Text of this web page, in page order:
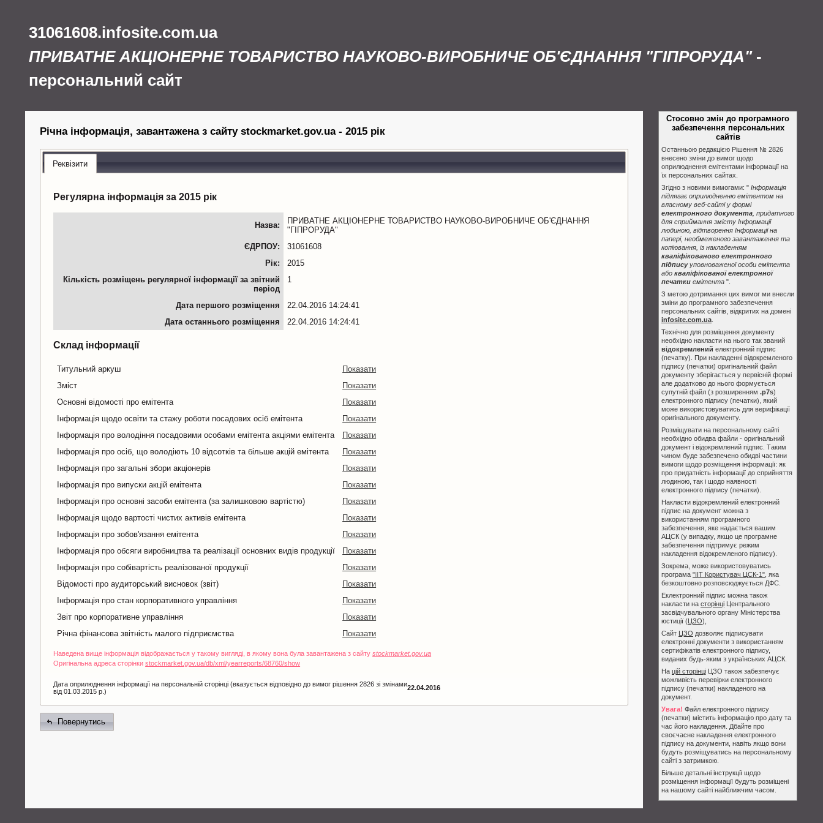
31061608.infosite.com.ua
ПРИВАТНЕ АКЦІОНЕРНЕ ТОВАРИСТВО НАУКОВО-ВИРОБНИЧЕ ОБ'ЄДНАННЯ "ГІПРОРУДА"-
персональний сайт
Річна інформація, завантажена з сайту stockmarket.gov.ua - 2015 рік
Реквізити
Регулярна інформація за 2015 рік
Назва:
ПРИВАТНЕ АКЦІОНЕРНЕ ТОВАРИСТВО НАУКОВО-ВИРОБНИЧЕ ОБ'ЄДНАННЯ
"ГІПРОРУДА"
ЄДРПОУ:
31061608
Рік:
2015
Кількість розміщень регулярної інформації за звітний
період
1
Дата першого розміщення
22.04.2016 14:24:41
Дата останнього розміщення
22.04.2016 14:24:41
Склад інформації
Титульний аркуш
Показати
Зміст
Показати
Основні відомості про емітента
Показати
Інформація щодо освіти та стажу роботи посадових осіб емітента
Показати
Інформація про володіння посадовими особами емітента акціями емітента
Показати
Інформація про осіб, що володіють 10 відсотків та більше акцій емітента
Показати
Інформація про загальні збори акціонерів
Показати
Інформація про випуски акцій емітента
Показати
Інформація про основні засоби емітента (за залишковою вартістю)
Показати
Інформація щодо вартості чистих активів емітента
Показати
Інформація про зобов'язання емітента
Показати
Інформація про обсяги виробництва та реалізації основних видів продукції
Показати
Інформація про собівартість реалізованої продукції
Показати
Відомості про аудиторський висновок (звіт)
Показати
Інформація про стан корпоративного управління
Показати
Звіт про корпоративне управління
Показати
Річна фінансова звітність малого підприємства
Показати
Наведена вище інформація відображається у такому вигляді, в якому вона була завантажена з сайтуstockmarket.gov.ua
Оригінальна адреса сторінкиstockmarket.gov.ua/db/xml/yearreports/68760/show
Дата оприлюднення інформації на персональній сторінці (вказується відповідно до вимог рішення 2826 зі змінами
від 01.03.2015 р.)
22.04.2016
Повернутись
Стосовно змін до програмного
забезпечення персональних
сайтів
Останньою редакцією Рішення № 2826
внесено зміни до вимог щодо
оприлюднення емітентами інформації на
їх персональних сайтах.
Згідно з новими вимогами: " Інформація
підлягає оприлюдненню емітентом на
власному веб-сайті у формі
електронного документа , придатного
для сприймання змісту Інформації
людиною, відтворення Інформації на
папері, необмеженого завантаження та
копіювання, із накладенням
кваліфікованого електронного
підписууповноваженої особи емітента
або кваліфікованої електронної
печатки емітента ".
З метою дотримання цих вимог ми внесли
зміни до програмного забезпечення
персональних сайтів, відкритих на домені
infosite.com.ua
Технічно для розміщення документу
необхідно накласти на нього так званий
відокремлений електронний підпис
(печатку). При накладенні відокремленого
підпису (печатки) оригінальний файл
документу зберігається у первісній формі
але додатково до нього формується
супутній файл (з розширенням .p7s)
електронного підпису (печатки), який
може використовуватись для верифікації
оригінального документу.
Розміщувати на персональному сайті
необхідно обидва файли - оригінальний
документ і відокремлений підпис. Таким
чином буде забезпечено обидві частини
вимоги щодо розміщення інформації: як
про придатність інформації до сприйняття
людиною, так і щодо наявності
електронного підпису (печатки).
Накласти відокремлений електронний
підпис на документ можна з
використанням програмного
забезпечення, яке надається вашим
АЦСК (у випадку, якщо це програмне
забезпечення підтримує режим
накладення відокремленого підпису).
Зокрема, може використовуватись
програма "ІІТ Користувач ЦСК-1" , яка
безкоштовно розповсюджується ДФС.
Еклектронний підпис можна також
накласти на сторінці Центрального
засвідчувального органу Міністерства
юстиції (ЦЗО),
Сайт ЦЗО дозволяє підписувати
електронні документи з використанням
сертифікатів електронного підпису,
виданих будь-яким з українських АЦСК.
На цій сторінці ЦЗО також забезпечує
можливість перевірки електронного
підпису (печатки) накладеного на
документ.
Увага! Файл електронного підпису
(печатки) містить інформацію про дату та
час його накладення. Дбайте про
своєчасне накладення електронного
підпису на документи, навіть якщо вони
будуть розміщуватись на персональному
сайті з затримкою.
Більше детальні інструкції щодо
розміщення інформації будуть розміщені
на нашому сайті найближчим часом.